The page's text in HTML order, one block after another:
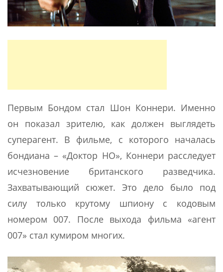
Первым Бондом стал Шон Коннери. Именно
он показал зрителю, как должен выглядеть
суперагент. В фильме, с которого началась
бондиана – «Доктор НО», Коннери расследует
исчезновение британского разведчика.
Захватывающий сюжет. Это дело было под
силу только крутому шпиону с кодовым
номером 007. После выхода фильма «агент
007» стал кумиром многих.